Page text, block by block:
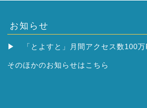
お知らせ
▶ 「とよすと」月間アクセス数100
そのほかのお知らせはこちら